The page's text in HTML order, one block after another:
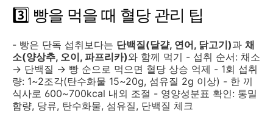
3️⃣ 빵을 먹을 때 혈당 관리 팁
- 빵은 단독 섭취보다는 단백질(달걀, 연어, 닭고기)과 채
소(양상추, 오이, 파프리카)와 함께 먹기 - 섭취 순서: 채소
→ 단백질 → 빵 순으로 먹으면 혈당 상승 억제 - 1회 섭취
량: 1~2조각(탄수화물 15~20g, 섬유질 2g 이상) - 한 끼
식사로 600~700kcal 내외 조절 - 영양성분표 확인: 통밀
함량, 당류, 탄수화물, 섬유질, 단백질 체크